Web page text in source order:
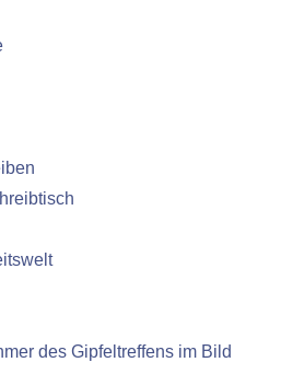
des Gipfeltreffens im Bild